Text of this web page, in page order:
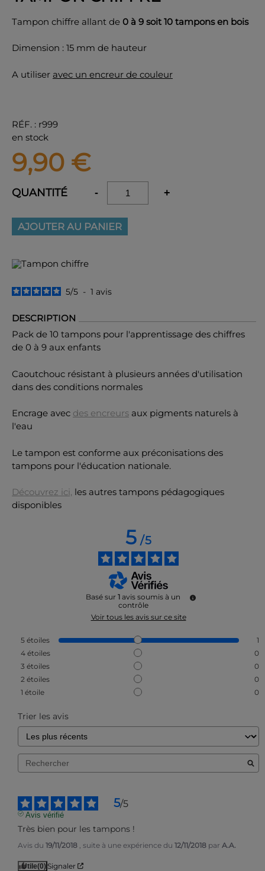
Tampon chiffre allant de 0 à 9 soit 10 tampons en bois
Dimension : 15 mm de hauteur
A utiliser avec un encreur de couleur
5/5 - 1 avis
RÉF. : r999
en stock
9,90 €
QUANTITÉ - +
AJOUTER AU PANIER
DESCRIPTION
Pack de 10 tampons pour l'apprentissage des chiffres
de 0 à 9 aux enfants
Caoutchouc résistant à plusieurs années d'utilisation
dans des conditions normales
Encrage avec des encreurs aux pigments naturels à
l'eau
Le tampon est conforme aux préconisations des
tampons pour l'éducation nationale.
Découvrez ici, les autres tampons pédagogiques
disponibles
5/5
Basé sur 1 avis soumis à un
contrôle
Voir tous les avis sur ce site
5 étoiles
1
4 étoiles
0
3 étoiles
0
2 étoiles
0
1 étoile 0
Trier les avis
5/5
Avis vérifié
Très bien pour les tampons !
Avis du 19/11/2018 , suite à une expérience du 12/11/2018 par A.A.
Utile(0)Signaler
OK